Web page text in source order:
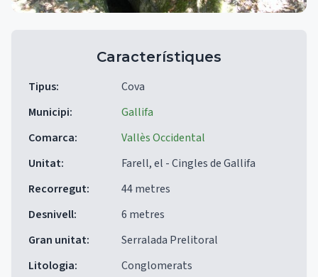
Característiques
Tipus:
Cova
Municipi:
Gallifa
Comarca:
Vallès Occidental
Unitat:
Farell, el - Cingles de Gallifa
Recorregut:
44 metres
Desnivell:
6 metres
Gran unitat:
Serralada Prelitoral
Litologia:
Conglomerats